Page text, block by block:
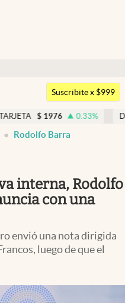
Argentina
Uruguay
Suscribite x $999
0.33% DÓLAR MEP
Rodolfo Barra
interna, Rodolfo
con una
envió una nota dirigida
luego de que el